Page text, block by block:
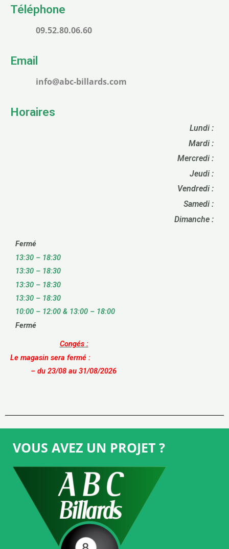
Téléphone
09.52.80.06.60
Email
info@abc-billards.com
Horaires
Lundi :
Mardi :
Mercredi :
Jeudi :
Vendredi :
Samedi :
Dimanche :
Fermé
13:30 – 18:30
13:30 – 18:30
13:30 – 18:30
13:30 – 18:30
10:00 – 12:00 & 13:00 – 18:00
Fermé
Congés :
Le magasin sera fermé :
– du 23/08 au 31/08/2026
VOUS AVEZ UN PROJET ?